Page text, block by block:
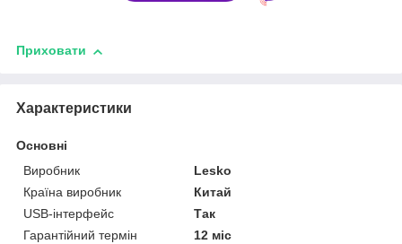
Приховати
Характеристики
Основні
Виробник
Lesko
Країна виробник
Китай
USB-інтерфейс
Так
Гарантійний термін
12 міс